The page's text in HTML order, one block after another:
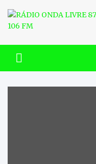
content
RÁDIO
FM